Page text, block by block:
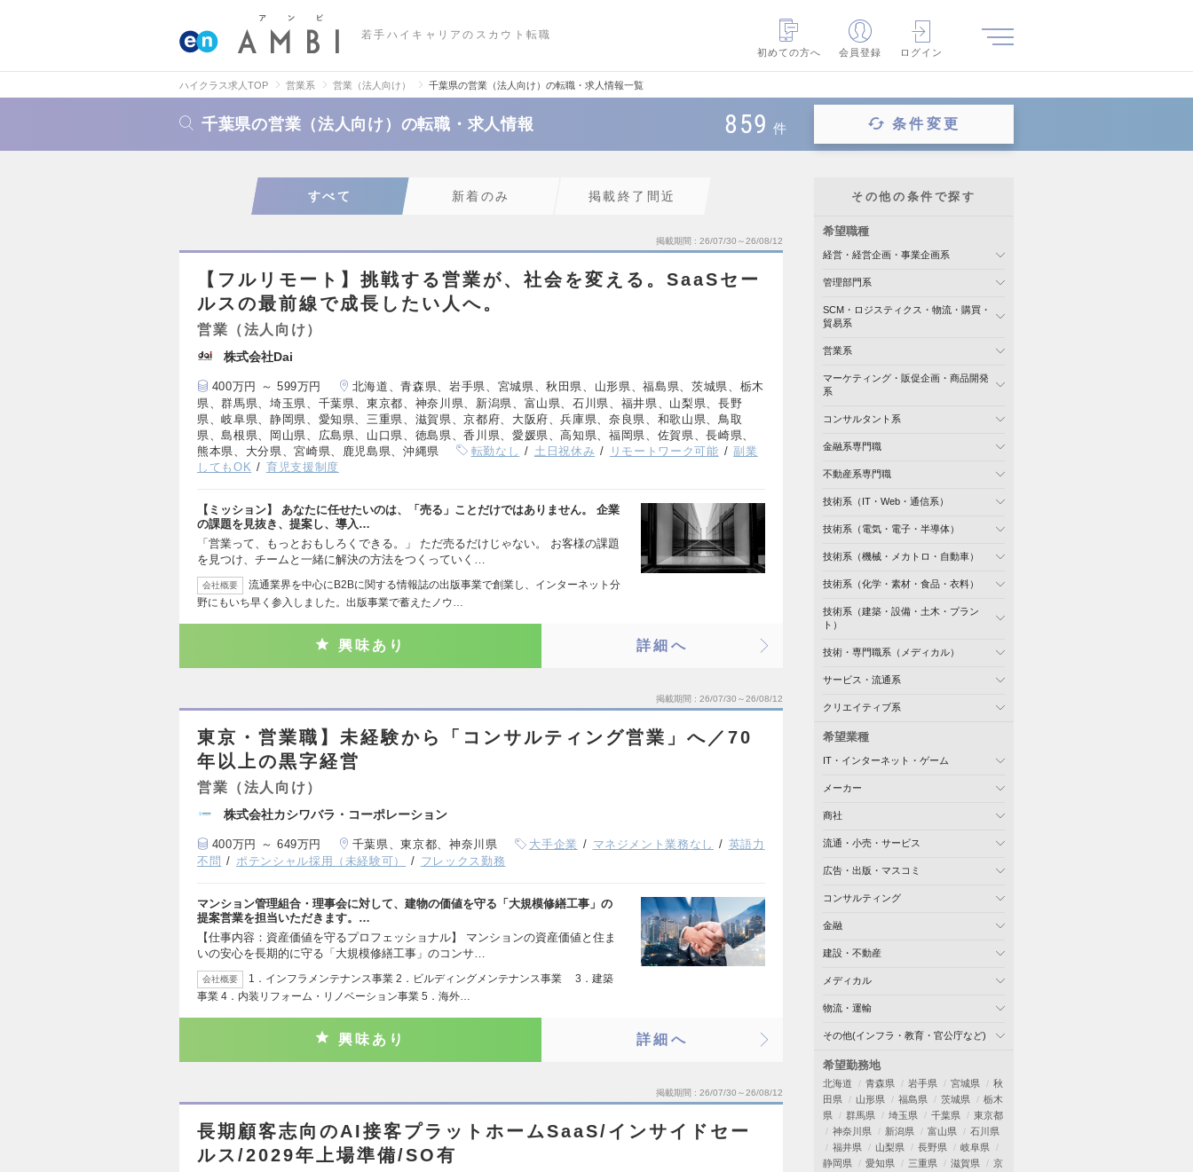
若手ハイキャリアのスカウト転職
初めての方へ
会員登録 ログイン
ハイクラス求人TOP 営業系 営業（法人向け） 千葉県の営業（法人向け）の転職・求人情報一覧
千葉県の営業（法人向け）の転職・求人情報 859 件 条件変更
すべて 新着のみ 掲載終了間近
掲載期間 26/07/30～26/08/12
【フルリモート】挑戦する営業が、社会を変える。SaaSセー
ルスの最前線で成長したい人へ。
営業（法人向け）
株式会社Dai
400万円 ～ 599万円
北海道、青森県、岩手県、宮城県、秋田県、山形県、福島県、茨城県、栃木
県、群馬県、埼玉県、千葉県、東京都、神奈川県、新潟県、富山県、石川県、福井県、山梨県、長野
県、岐阜県、静岡県、愛知県、三重県、滋賀県、京都府、大阪府、兵庫県、奈良県、和歌山県、鳥取
県、島根県、岡山県、広島県、山口県、徳島県、香川県、愛媛県、高知県、福岡県、佐賀県、長崎県、
熊本県、大分県、宮崎県、鹿児島県、沖縄県
転勤なし 土日祝休み リモートワーク可能
副業
してもOK
育児支援制度
【ミッション】 あなたに任せたいのは、「売る」ことだけではありません。 企業
の課題を見抜き、提案し、導入…
「営業って、もっとおもしろくできる。」 ただ売るだけじゃない。 お客様の課題
を見つけ、チームと一緒に解決の方法をつくっていく…
会社概要
流通業界を中心にB2Bに関する情報誌の出版事業で創業し、インターネット分
野にもいち早く参入しました。出版事業で蓄えたノウ…
興味あり 詳細へ
掲載期間 26/07/30～26/08/12
東京・営業職】未経験から「コンサルティング営業」へ／70
年以上の黒字経営
営業（法人向け）
株式会社カシワバラ・コーポレーション
400万円 ～ 649万円 千葉県、東京都、神奈川県 大手企業 マネジメント業務なし
英語力
不問
ポテンシャル採用（未経験可） フレックス勤務
マンション管理組合・理事会に対して、建物の価値を守る「大規模修繕工事」の
提案営業を担当いただきます。…
【仕事内容：資産価値を守るプロフェッショナル】 マンションの資産価値と住ま
いの安心を長期的に守る「大規模修繕工事」のコンサ…
会社概要
1．インフラメンテナンス事業 2．ビルディングメンテナンス事業 3．建築
事業 4．内装リフォーム・リノベーション事業 5．海外…
興味あり 詳細へ
掲載期間 26/07/30～26/08/12
長期顧客志向のAI接客プラットホームSaaS/インサイドセー
ルス/2029年上場準備/SO有
その他の条件で探す
希望職種
経営・経営企画・事業企画系
管理部門系
SCM・ロジスティクス・物流・購買・
貿易系
営業系
マーケティング・販促企画・商品開発
系
コンサルタント系
金融系専門職
不動産系専門職
技術系（IT・Web・通信系）
技術系（電気・電子・半導体）
技術系（機械・メカトロ・自動車）
技術系（化学・素材・食品・衣料）
技術系（建築・設備・土木・プラン
ト）
技術・専門職系（メディカル）
サービス・流通系
クリエイティブ系
希望業種
IT・インターネット・ゲーム
メーカー
商社
流通・小売・サービス
広告・出版・マスコミ
コンサルティング
金融
建設・不動産
メディカル
物流・運輸
その他(インフラ・教育・官公庁など)
希望勤務地
北海道 青森県 岩手県 宮城県
秋
田県
山形県 福島県 茨城県
栃木
県
群馬県 埼玉県 千葉県
東京都
神奈川県
新潟県 富山県
石川県
福井県
山梨県 長野県
岐阜県
静岡県
愛知県 三重県 滋賀県
京